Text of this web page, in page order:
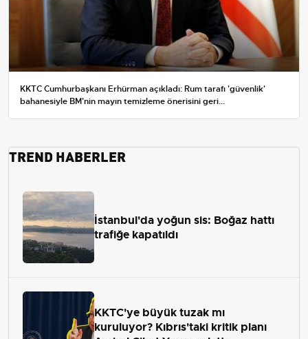
KKTC Cumhurbaşkanı Erhürman açıkladı: Rum tarafı 'güvenlik'
bahanesiyle BM'nin mayın temizleme önerisini geri...
TREND HABERLER
İstanbul'da yoğun sis: Boğaz hattı
trafiğe kapatıldı
KKTC'ye büyük tuzak mı
kuruluyor? Kıbrıs'taki kritik planı